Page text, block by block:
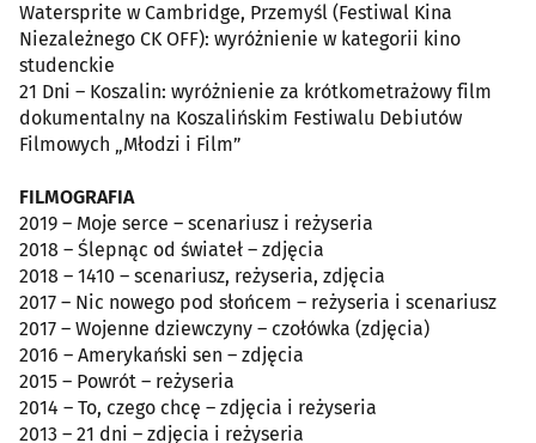
Watersprite w Cambridge, Przemyśl (Festiwal Kina
Niezależnego CK OFF): wyróżnienie w kategorii kino
studenckie
21 Dni – Koszalin: wyróżnienie za krótkometrażowy film
dokumentalny na Koszalińskim Festiwalu Debiutów
Filmowych „Młodzi i Film”
FILMOGRAFIA
2019 – Moje serce – scenariusz i reżyseria
2018 – Ślepnąc od świateł – zdjęcia
2018 – 1410 – scenariusz, reżyseria, zdjęcia
2017 – Nic nowego pod słońcem – reżyseria i scenariusz
2017 – Wojenne dziewczyny – czołówka (zdjęcia)
2016 – Amerykański sen – zdjęcia
2015 – Powrót – reżyseria
2014 – To, czego chcę – zdjęcia i reżyseria
2013 – 21 dni – zdjęcia i reżyseria